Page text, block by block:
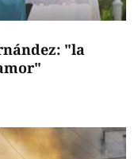
"la